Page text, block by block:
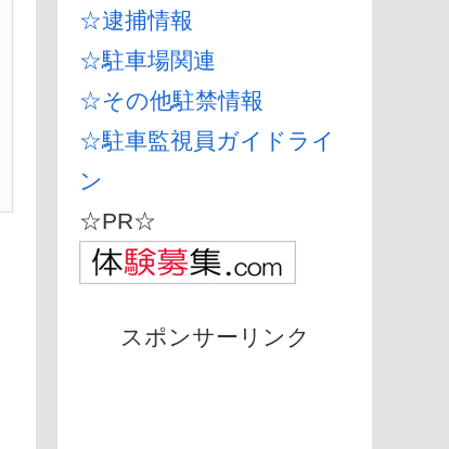
☆逮捕情報
☆駐車場関連
☆その他駐禁情報
☆駐車監視員ガイドライ
ン
☆PR☆
スポンサーリンク